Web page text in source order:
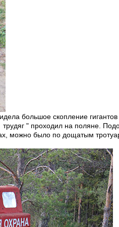
большое скопление гигантов
" проходил на поляне.
можно было по дощатым